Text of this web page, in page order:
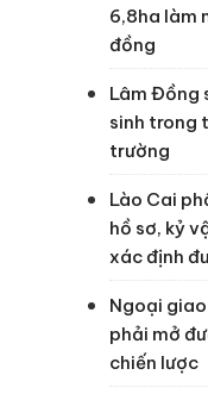
6,8ha làm
đồng
Lâm Đồng
sinh trong
trường
Lào Cai
hồ sơ, kỷ
xác định
Ngoại
phải mở
chiến lược